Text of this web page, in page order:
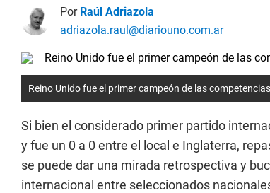
Por Raúl Adriazola
adriazola.raul@diariouno.com.ar
Reino Unido fue el primer campeón de las
Si bien el considerado primer partido
y fue un 0 a 0 entre el local e Inglaterra,
se puede dar una mirada retrospectiva y
internacional entre seleccionados